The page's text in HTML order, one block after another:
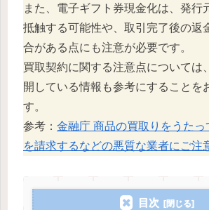
また、電子ギフト券現金化は、発行
抵触する可能性や、取引完了後の返
合がある点にも注意が必要です。
買取契約に関する注意点については
開している情報も参考にすることを
す。
参考： 金融庁 商品の買取りをうたっ
を請求するなどの悪質な業者にご注
目次